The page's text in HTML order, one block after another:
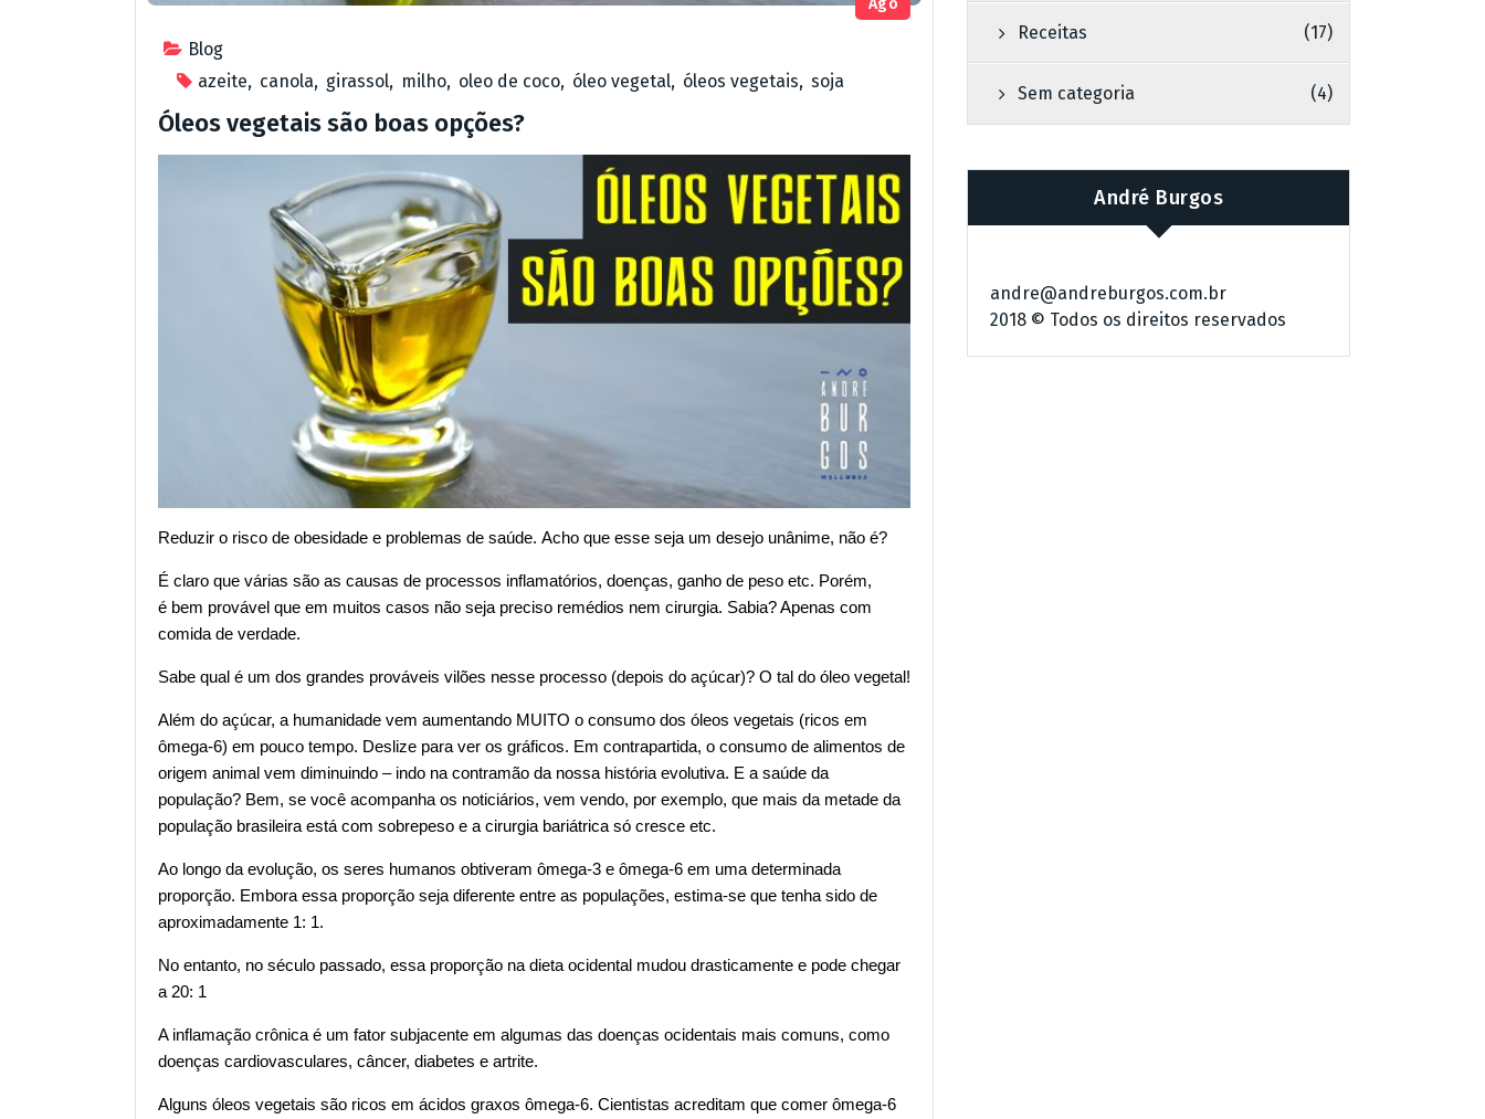
Blog
azeite, canola, girassol, milho, oleo de coco, óleo vegetal, óleos vegetais, soja
Ago
Óleos vegetais são boas opções?
Reduzir o risco de obesidade e problemas de saúde. Acho que esse seja um desejo unânime, não é?
É claro que várias são as causas de processos inflamatórios, doenças, ganho de peso etc. Porém,
é bem provável que em muitos casos não seja preciso remédios nem cirurgia. Sabia? Apenas com
comida de verdade.
Sabe qual é um dos grandes prováveis vilões nesse processo (depois do açúcar)? O tal do óleo vegetal!
Além do açúcar, a humanidade vem aumentando MUITO o consumo dos óleos vegetais (ricos em
ômega-6) em pouco tempo. Deslize para ver os gráficos. Em contrapartida, o consumo de alimentos de
origem animal vem diminuindo – indo na contramão da nossa história evolutiva. E a saúde da
população? Bem, se você acompanha os noticiários, vem vendo, por exemplo, que mais da metade da
população brasileira está com sobrepeso e a cirurgia bariátrica só cresce etc.
Ao longo da evolução, os seres humanos obtiveram ômega-3 e ômega-6 em uma determinada
proporção. Embora essa proporção seja diferente entre as populações, estima-se que tenha sido de
aproximadamente 1: 1.
No entanto, no século passado, essa proporção na dieta ocidental mudou drasticamente e pode chegar
a 20: 1
A inflamação crônica é um fator subjacente em algumas das doenças ocidentais mais comuns, como
doenças cardiovasculares, câncer, diabetes e artrite.
Alguns óleos vegetais são ricos em ácidos graxos ômega-6. Cientistas acreditam que comer ômega-6
Receitas (17)
Sem categoria (4)
André Burgos
andre@andreburgos.com.br
2018 © Todos os direitos reservados